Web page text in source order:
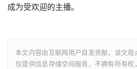
成为受欢迎的主播。
本文内容由互联网用户自发贡献，该文
仅提供信息存储空间服务，不拥有所有权